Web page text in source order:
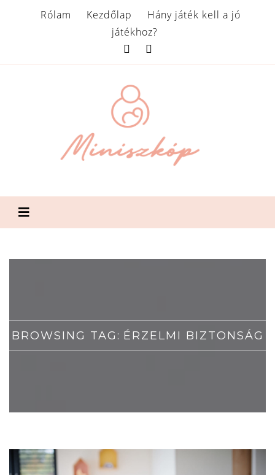
Rólam Kezdőlap
Hány játék kell a jó
játékhoz?
BROWSING TAG: ÉRZELMI BIZTONSÁG